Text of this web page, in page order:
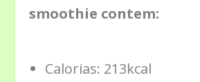
smoothie contem:
Calorias: 213kcal